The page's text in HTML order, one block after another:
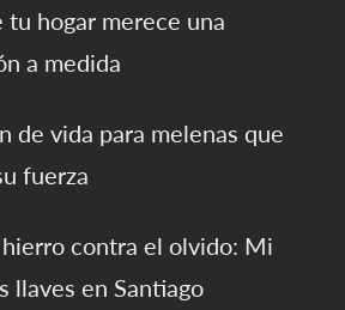
tu hogar merece una
a medida
de vida para melenas que
fuerza
contra el olvido: Mi
llaves en Santiago